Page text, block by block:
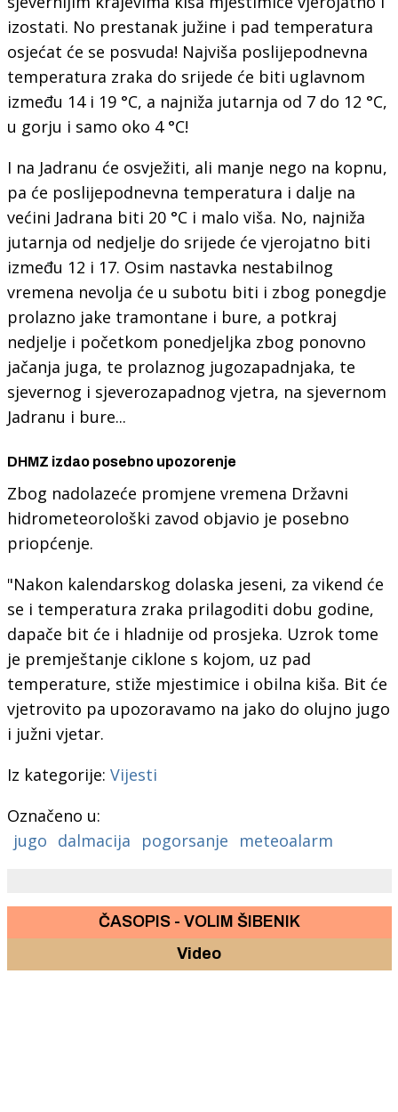
izostati. No prestanak južine i pad temperatura
osjećat će se posvuda! Najviša poslijepodnevna
temperatura zraka do srijede će biti uglavnom
između 14 i 19 °C, a najniža jutarnja od 7 do 12 °C,
u gorju i samo oko 4 °C!
I na Jadranu će osvježiti, ali manje nego na kopnu,
pa će poslijepodnevna temperatura i dalje na
većini Jadrana biti 20 °C i malo viša. No, najniža
jutarnja od nedjelje do srijede će vjerojatno biti
između 12 i 17. Osim nastavka nestabilnog
vremena nevolja će u subotu biti i zbog ponegdje
prolazno jake tramontane i bure, a potkraj
nedjelje i početkom ponedjeljka zbog ponovno
jačanja juga, te prolaznog jugozapadnjaka, te
sjevernog i sjeverozapadnog vjetra, na sjevernom
Jadranu i bure...
DHMZ izdao posebno upozorenje
Zbog nadolazeće promjene vremena Državni
hidrometeorološki zavod objavio je posebno
priopćenje.
"Nakon kalendarskog dolaska jeseni, za vikend će
se i temperatura zraka prilagoditi dobu godine,
dapače bit će i hladnije od prosjeka. Uzrok tome
je premještanje ciklone s kojom, uz pad
temperature, stiže mjestimice i obilna kiša. Bit će
vjetrovito pa upozoravamo na jako do olujno jugo
i južni vjetar.
Iz kategorije: Vijesti
Označeno u:
jugo dalmacija pogorsanje meteoalarm
ČASOPIS - VOLIM ŠIBENIK
Video